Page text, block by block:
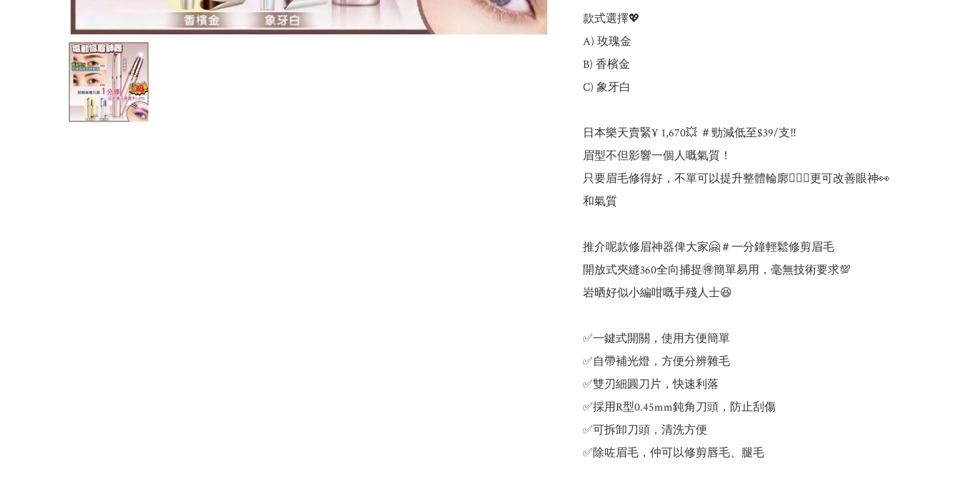
款式選擇💖
A) 玫瑰金
B) 香檳金
C) 象牙白
日本樂天賣緊¥ 1,670💥 ＃勁減低至$39/支‼️
眉型不但影響一個人嘅氣質！
只要眉毛修得好，不單可以提升整體輪廓🧏🏻‍♀️更可改善眼神👀
和氣質
推介呢款修眉神器俾大家🤗＃一分鐘輕鬆修剪眉毛
開放式夾縫360全向捕捉🉐簡單易用，毫無技術要求💯
岩晒好似小編咁嘅手殘人士😆
✅一鍵式開關，使用方便簡單
✅自帶補光燈，方便分辨雜毛
✅雙刃細圓刀片，快速利落
✅採用R型0.45mm鈍角刀頭，防止刮傷
✅可拆卸刀頭，清洗方便
✅除咗眉毛，仲可以修剪唇毛、腿毛